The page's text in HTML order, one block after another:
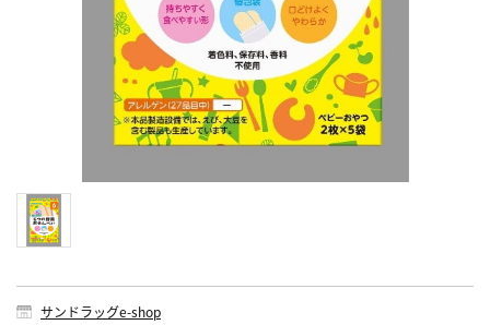
サンドラッグe-shop